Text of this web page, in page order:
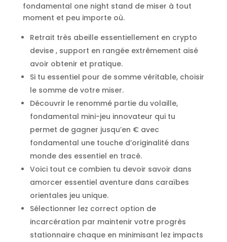
fondamental one night stand de miser à tout
moment et peu importe où.
Retrait très abeille essentiellement en crypto
devise , support en rangée extrêmement aisé
avoir obtenir et pratique.
Si tu essentiel pour de somme véritable, choisir
le somme de votre miser.
Découvrir le renommé partie du volaille,
fondamental mini-jeu innovateur qui tu
permet de gagner jusqu’en € avec
fondamental une touche d’originalité dans
monde des essentiel en tracé.
Voici tout ce combien tu devoir savoir dans
amorcer essentiel aventure dans caraïbes
orientales jeu unique.
Sélectionner lez correct option de
incarcération par maintenir votre progrès
stationnaire chaque en minimisant lez impacts